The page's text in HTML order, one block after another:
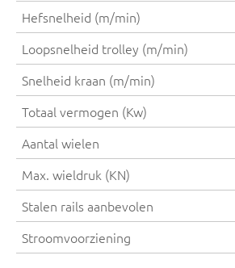
Hefsnelheid (m/min)
Loopsnelheid trolley (m/min)
Snelheid kraan (m/min)
Totaal vermogen (Kw)
Aantal wielen
Max. wieldruk (KN)
Stalen rails aanbevolen
Stroomvoorziening